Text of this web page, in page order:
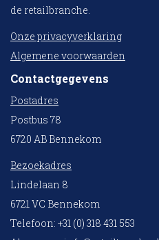
de retailbranche.
Onze privacyverklaring
Algemene voorwaarden
Contactgegevens
Postadres
Postbus 78
6720 AB Bennekom
Bezoekadres
Lindelaan 8
6721 VC Bennekom
Telefoon: +31 (0) 318 431 553